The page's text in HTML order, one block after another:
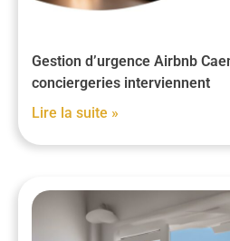
Gestion d’urgence Airbnb
conciergeries interviennent
Lire la suite »